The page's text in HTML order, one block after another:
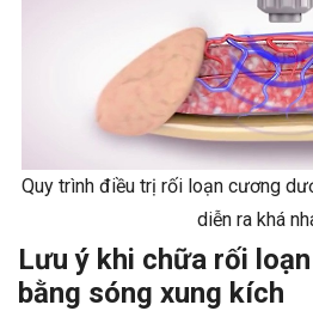
Quy trình điều trị rối loạn cương
diễn ra khá
Lưu ý khi chữa rối
bằng sóng xung kích